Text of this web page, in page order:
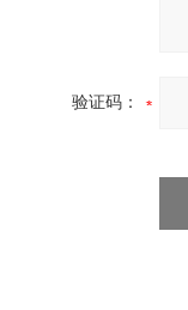
验证码：